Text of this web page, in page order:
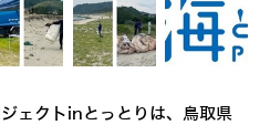
ェクトinとっとりは、鳥取県